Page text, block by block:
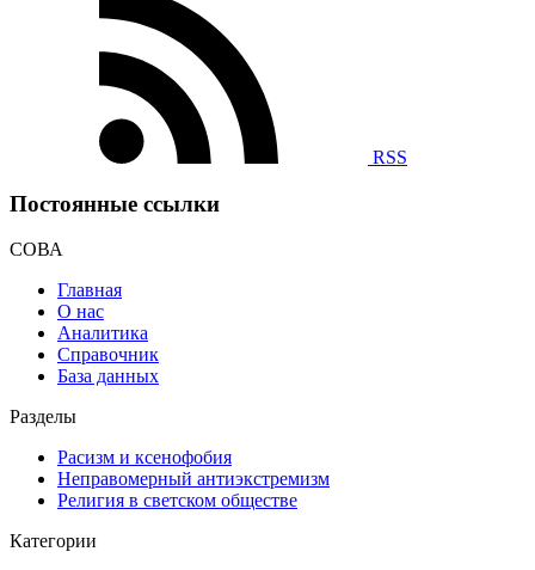
RSS
Постоянные ссылки
СОВА
Главная
О нас
Аналитика
Справочник
База данных
Разделы
Расизм и ксенофобия
Неправомерный антиэкстремизм
Религия в светском обществе
Категории